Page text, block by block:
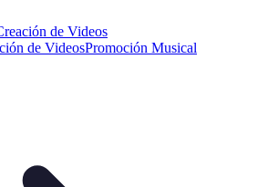
de Videos
de VideosPromoción Musical